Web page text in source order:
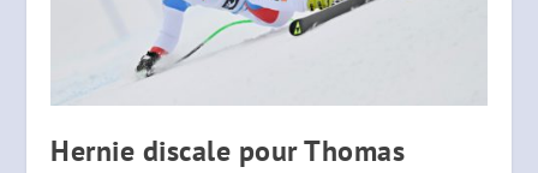
Hernie discale pour Thomas